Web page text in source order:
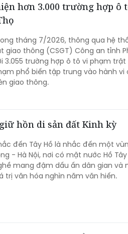
hơn 3.000 trường hợp
tháng 7/2026, thông qua hệ
giao thông (CSGT) Công an tỉnh
3.055 trường hợp ô tô vi phạm
phổ biến tập trung vào hành
giao thông.
hồn di sản đất Kinh kỳ
đến Tây Hồ là nhắc đến một
- Hà Nội, nơi có mặt nước Hồ
mang đậm dấu ấn dân gian và
trị văn hóa nghìn năm văn hiến.